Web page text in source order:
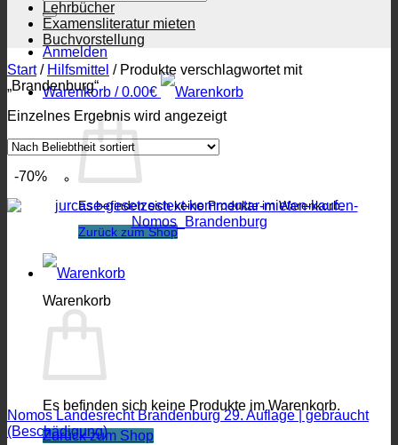
Anmelden
Warenkorb /0.00€
Es befinden sich keine Produkte im Warenkorb.
Zurück zum Shop
Warenkorb
Es befinden sich keine Produkte im Warenkorb.
Zurück zum Shop
Lehrbücher
Examensliteratur mieten
Buchvorstellung
Start / Hilfsmittel /Produkte verschlagwortet mit
„Brandenburg“
Einzelnes Ergebnis wird angezeigt
-70%
Nomos Landesrecht Brandenburg 29. Auflage | gebraucht
(Beschädigung)